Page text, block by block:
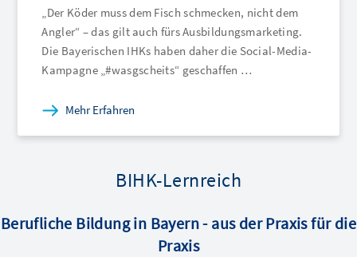
„Der Köder muss dem Fisch schmecken, nicht dem
Angler“ – das gilt auch fürs Ausbildungsmarketing.
Die Bayerischen IHKs haben daher die Social-Media-
Kampagne „#wasgscheits“ geschaffen …
Mehr Erfahren
BIHK-Lernreich
Berufliche Bildung in Bayern - aus der Praxis für die
Praxis